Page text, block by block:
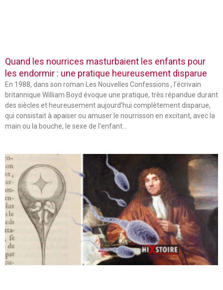
Quand les nourrices masturbaient les enfants pour
les endormir : une pratique heureusement disparue
En 1988, dans son roman Les Nouvelles Confessions , l’écrivain
britannique William Boyd évoque une pratique, très répandue durant
des siècles et heureusement aujourd’hui complètement disparue,
qui consistait à apaiser ou amuser le nourrisson en excitant, avec la
main ou la bouche, le sexe de l’enfant…